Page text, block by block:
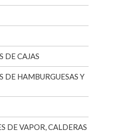
DE CAJAS
DE HAMBURGUESAS Y
DE VAPOR, CALDERAS